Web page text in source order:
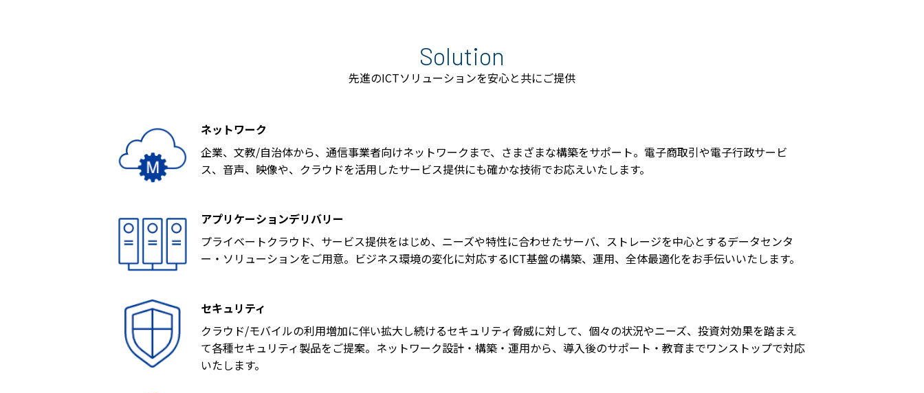
Solution
先進のICTソリューションを安心と共にご提供
ネットワーク
企業、文教/自治体から、通信事業者向けネットワークまで、さまざまな構築をサポート。電子商取引や電子行政サービ
ス、音声、映像や、クラウドを活用したサービス提供にも確かな技術でお応えいたします。
アプリケーションデリバリー
プライベートクラウド、サービス提供をはじめ、ニーズや特性に合わせたサーバ、ストレージを中心とするデータセンタ
ー・ソリューションをご用意。ビジネス環境の変化に対応するICT基盤の構築、運用、全体最適化をお手伝いいたします。
セキュリティ
クラウド/モバイルの利用増加に伴い拡大し続けるセキュリティ脅威に対して、個々の状況やニーズ、投資対効果を踏まえ
て各種セキュリティ製品をご提案。ネットワーク設計・構築・運用から、導入後のサポート・教育までワンストップで対応
いたします。